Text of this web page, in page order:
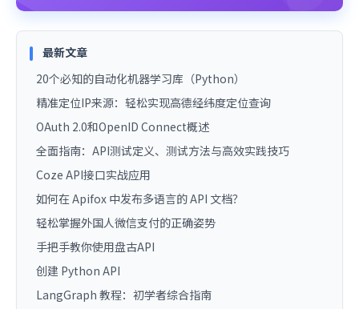
最新文章
20个必知的自动化机器学习库（Python）
精准定位IP来源：轻松实现高德经纬度定位查询
OAuth 2.0和OpenID Connect概述
全面指南：API测试定义、测试方法与高效实践技巧
Coze API接口实战应用
如何在 Apifox 中发布多语言的 API 文档？
轻松掌握外国人微信支付的正确姿势
手把手教你使用盘古API
创建 Python API
LangGraph 教程：初学者综合指南